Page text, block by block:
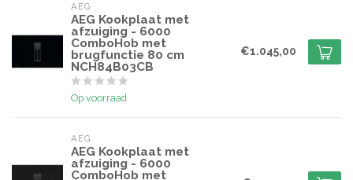
AEG
AEG Kookplaat met
afzuiging - 6000
ComboHob met
brugfunctie 80 cm
NCH84B03CB
Op voorraad
€1.045,00
AEG
AEG Kookplaat met
afzuiging - 6000
ComboHob met